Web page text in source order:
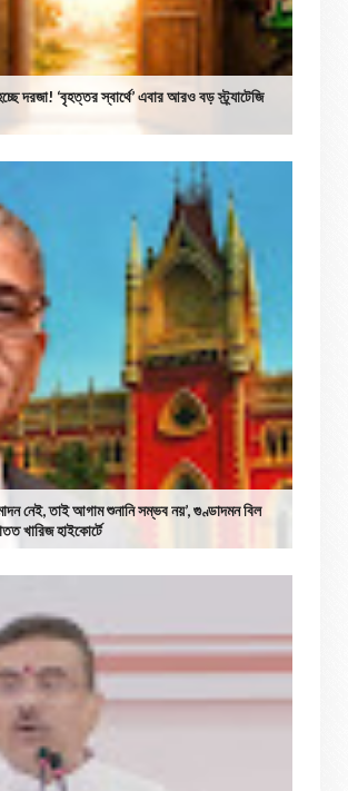
দরজা! ‘বৃহত্তর স্বার্থে’ এবার আরও বড় স্ট্র্যাটেজি
নেই, তাই আগাম শুনানি সম্ভব নয়’, গুণ্ডাদমন বিল
খারিজ হাইকোর্টে